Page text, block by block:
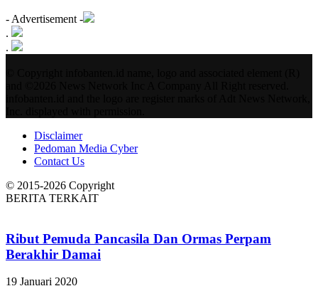
- Advertisement -
.
.
Disclaimer
Pedoman Media Cyber
Contact Us
© 2015-2026 Copyright
BERITA TERKAIT
Ribut Pemuda Pancasila Dan Ormas Perpam
Berakhir Damai
19 Januari 2020